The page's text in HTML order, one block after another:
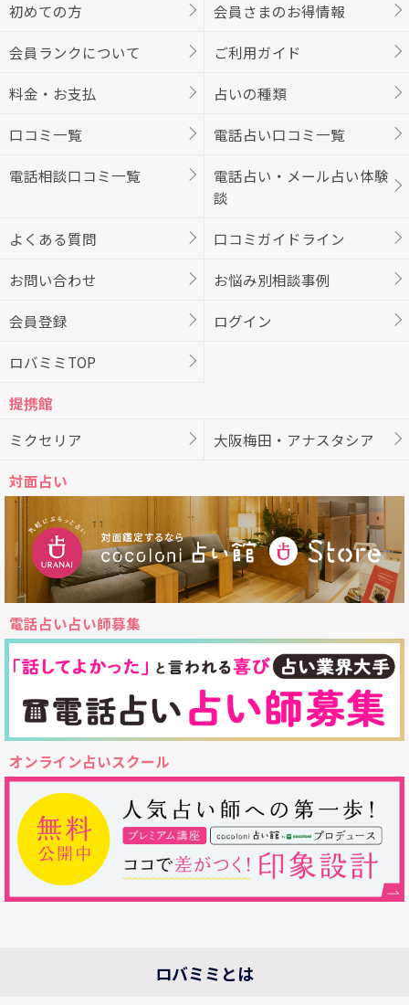
初めての方
会員さまのお得情報
会員ランクについて ご利用ガイド
料金・お支払 占いの種類
口コミ一覧 電話占い口コミ一覧
電話相談口コミ一覧
電話占い・メール占い体験
談
よくある質問 口コミガイドライン
お問い合わせ お悩み別相談事例
会員登録 ログイン
ロバミミTOP
提携館
ミクセリア
大阪梅田・アナスタシア
対面占い
電話占い占い師募集
オンライン占いスクール
ロバミミとは